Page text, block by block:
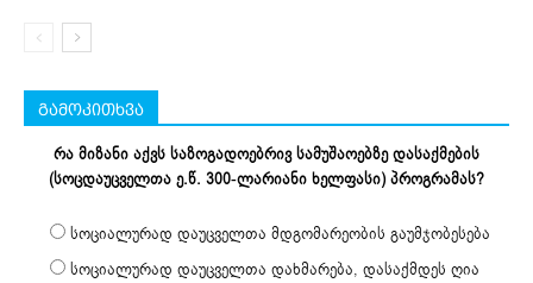
გამოკითხვა
რა მიზანი აქვს საზოგადოებრივ სამუშაოებზე დასაქმების
(სოცდაუცველთა ე.წ. 300-ლარიანი ხელფასი) პროგრამას?
სოციალურად დაუცველთა მდგომარეობის გაუმჯობესება
სოციალურად დაუცველთა დახმარება, დასაქმდეს ღია